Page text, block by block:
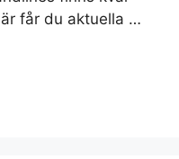
får du aktuella …